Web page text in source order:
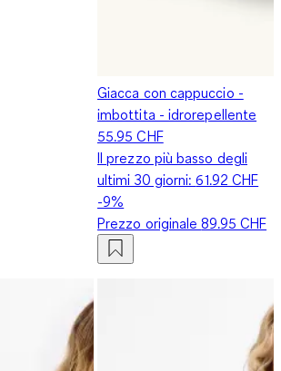
Giacca con cappuccio -
imbottita - idrorepellente
55.95 CHF
Il prezzo più basso degli
ultimi 30 giorni:61.92 CHF
-9%
Prezzo originale89.95 CHF